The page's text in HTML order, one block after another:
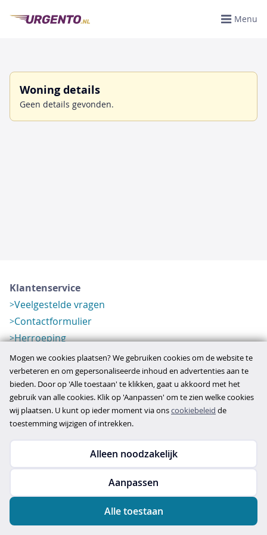
Menu
Woning details
Geen details gevonden.
Klantenservice
Veelgestelde vragen
Contactformulier
Herroeping
Over ons
Bedrijfsgegevens
Werkwijze
Overzichten
Verlopen aanbod
Copyright © 2026
privacy- en cookiebeleid
Mogen we cookies plaatsen? We gebruiken cookies om de website te
verbeteren en om gepersonaliseerde inhoud en advertenties aan te
bieden. Door op 'Alle toestaan' te klikken, gaat u akkoord met het
gebruik van alle cookies. Klik op 'Aanpassen' om te zien welke cookies
wij plaatsen. U kunt op ieder moment via onscookiebeleid de
toestemming wijzigen of intrekken.
Alleen noodzakelijk
Aanpassen
Alle toestaan